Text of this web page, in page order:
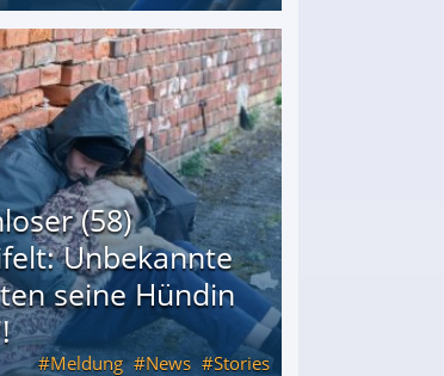
(58)
Unbekannte
seine Hündin
Meldung News Stories